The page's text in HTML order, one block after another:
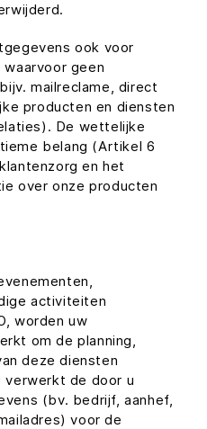
ook voor
geen
mailreclame, direct
producten en diensten
De wettelijke
belang (Artikel 6
en het
over onze producten
activiteiten
worden uw
om de planning,
deze diensten
verwerkt de door u
(bv. bedrijf, aanhef,
voor de